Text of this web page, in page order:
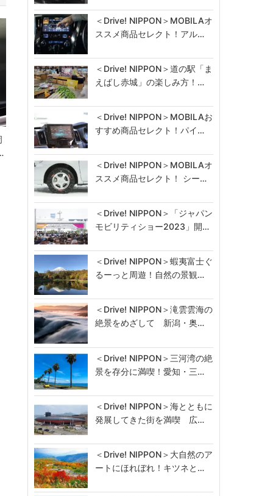
＜Drive! NIPPON＞MOBILAオ
ススメ商品セレクト！アル…
＜Drive! NIPPON＞道の駅「ま
えばし赤城」の楽しみ方！…
＜Drive! NIPPON＞MOBILAお
すすめ商品セレクト！パイ…
＜Drive! NIPPON＞MOBILAオ
ススメ商品セレクト！ シー…
＜Drive! NIPPON＞「ジャパン
モビリティショー2023」開…
＜Drive! NIPPON＞蝦夷富士ぐ
るーっと周遊！自然の景観…
＜Drive! NIPPON＞滝雲雲海の
絶景をめざして 新潟・奥…
＜Drive! NIPPON＞三河湾の絶
景を存分に満喫！愛知・三…
＜Drive! NIPPON＞海とともに
発展してきた街を満喫 広…
＜Drive! NIPPON＞大自然のア
ートにほれぼれ！キツネと…